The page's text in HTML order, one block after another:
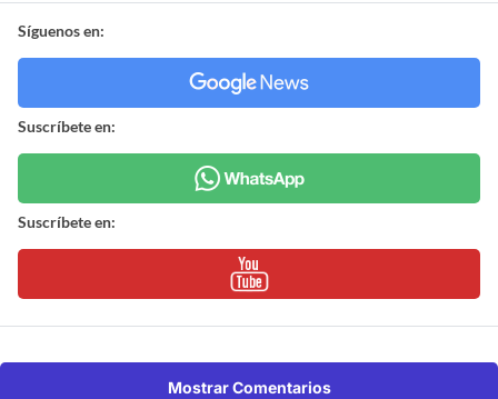
Síguenos en:
Suscríbete en:
Suscríbete en:
Mostrar Comentarios